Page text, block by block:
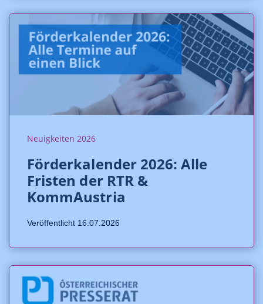
Neuigkeiten 2026
Förderkalender 2026: Alle
Fristen der RTR &
KommAustria
Veröffentlicht 16.07.2026